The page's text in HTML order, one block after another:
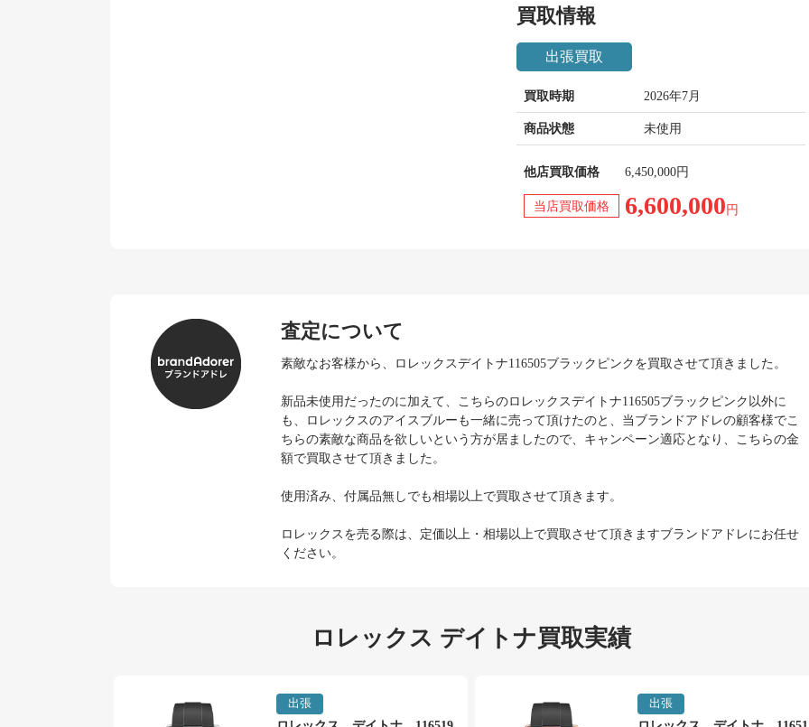
買取情報
出張買取
買取時期 2026年7月
商品状態 未使用
他店買取価格 6,450,000円
当店買取価格 6,600,000 円
査定について
素敵なお客様から、ロレックスデイトナ116505ブラックピンクを買取させて頂きました。
新品未使用だったのに加えて、こちらのロレックスデイトナ116505ブラックピンク以外に
も、ロレックスのアイスブルーも一緒に売って頂けたのと、当ブランドアドレの顧客様でこ
ちらの素敵な商品を欲しいという方が居ましたので、キャンペーン適応となり、こちらの金
額で買取させて頂きました。
使用済み、付属品無しでも相場以上で買取させて頂きます。
ロレックスを売る際は、定価以上・相場以上で買取させて頂きますブランドアドレにお任せ
ください。
ロレックス デイトナ買取実績
出張
出張